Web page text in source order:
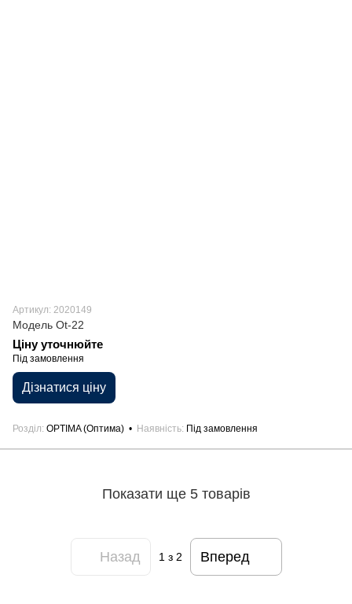
Артикул: 2020149
Модель Ot-22
Ціну уточнюйте
Під замовлення
Дізнатися ціну
Розділ OPTIMA (Оптима) Наявність Під замовлення
Показати ще 5 товарів
Назад 1 з 2 Вперед